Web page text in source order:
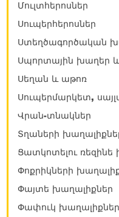
Մուլտհերոսներ
Սուպերհերոսներ
Ստեղծագործական
Սպորտային խաղեր
Սեղան և աթոռ
Սուպերմարկետ,
Վրան-տնակներ
Տղաների
Ցատկոտելու ռեզինե
Փոքրիկների
Փայտե խաղալիքներ
Փափուկ խաղալիքներ